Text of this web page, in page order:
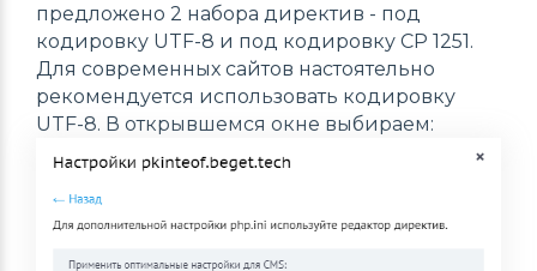
предложено 2 набора директив - под
кодировку UTF-8 и под кодировку CP 1251.
Для современных сайтов настоятельно
рекомендуется использовать кодировку
UTF-8. В открывшемся окне выбираем: